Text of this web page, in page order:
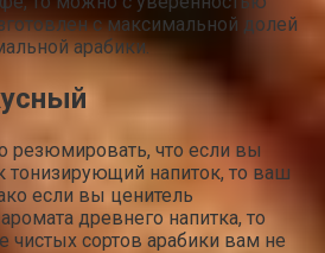
с максимальной долей
арабики.
резюмировать, что если вы
тонизирующий напиток, то ваш
если вы ценитель
древнего напитка, то
чистых сортов арабики вам не